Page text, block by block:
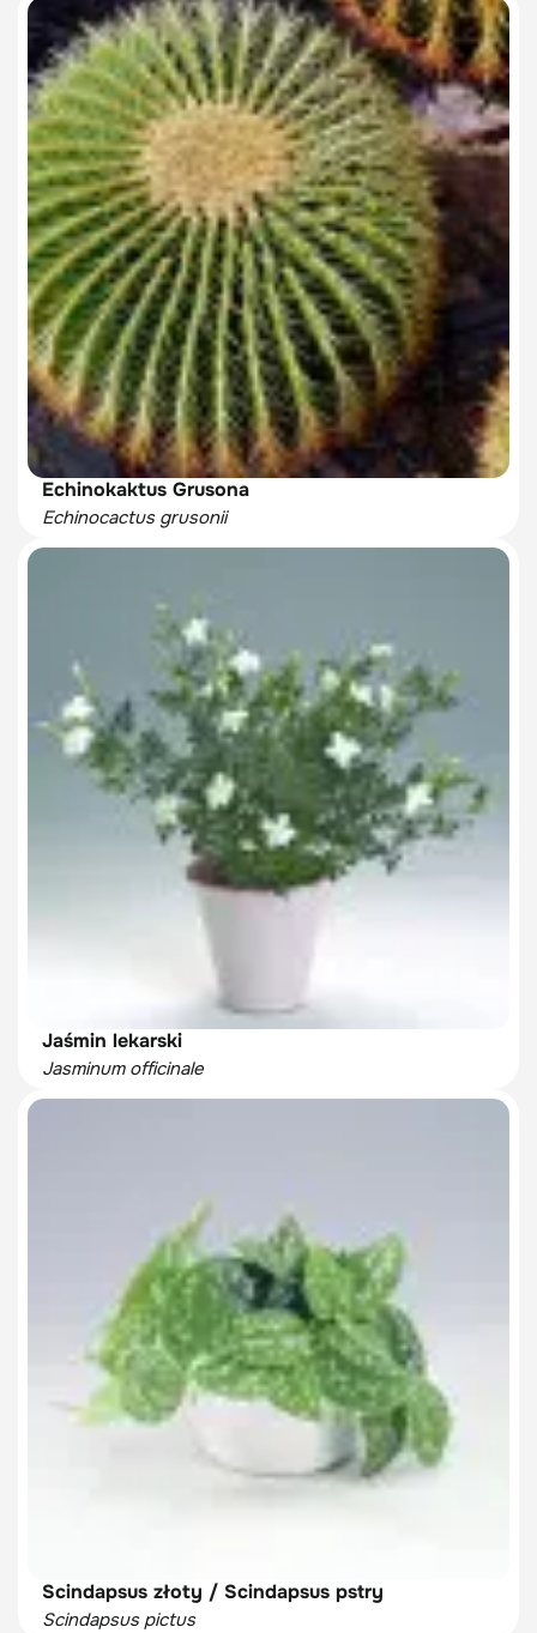
Echinokaktus Grusona
Echinocactus grusonii
Jaśmin lekarski
Jasminum officinale
Scindapsus złoty / Scindapsus pstry
Scindapsus pictus